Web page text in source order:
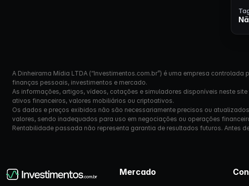
A Dinheirama Mídia LTDA (“Investimentos.com.br”) é uma empresa
finanças pessoais, investimentos e mercado.
As informações, artigos, vídeos, cotações e simuladores disponíveis neste
ativos financeiros, valores mobiliários ou criptoativos.
Os dados e preços exibidos não são necessariamente precisos ou
valores, sendo inadequados para uso em negociações ou operações
Rentabilidade passada não representa garantia de resultados futuros. Antes
Mercado